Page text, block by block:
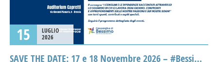
15
LUGLIO
2026
SAVE THE DATE: 17 e 18 Novembre 2026 – #Bessimo50